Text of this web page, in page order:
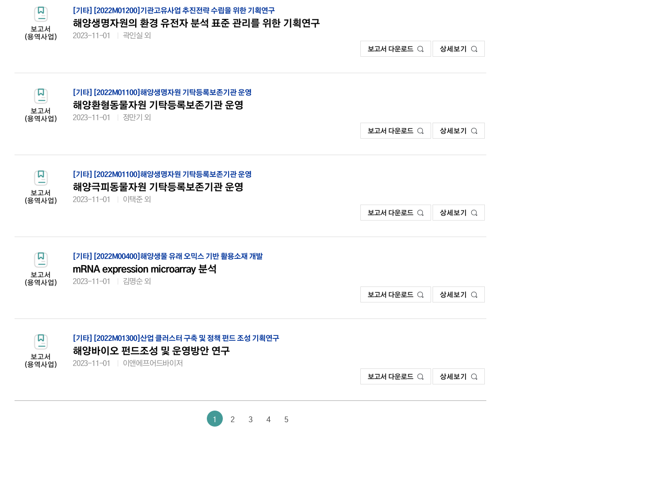
보고서
(용역사업)
[기타] [2022M01200]기관고유사업 추진전략 수립을 위한 기획연구
해양생명자원의 환경 유전자 분석 표준 관리를 위한 기획연구
2023-11-01 곽인실 외
보고서 다운로드 상세보기
보고서
(용역사업)
[기타] [2022M01100]해양생명자원 기탁등록보존기관 운영
해양환형동물자원 기탁등록보존기관 운영
2023-11-01 정만기 외
보고서 다운로드 상세보기
보고서
(용역사업)
[기타] [2022M01100]해양생명자원 기탁등록보존기관 운영
해양극피동물자원 기탁등록보존기관 운영
2023-11-01 이택준 외
보고서 다운로드 상세보기
보고서
(용역사업)
[기타] [2022M00400]해양생물 유래 오믹스 기반 활용소재 개발
mRNA expression microarray 분석
2023-11-01 김명순 외
보고서 다운로드 상세보기
보고서
(용역사업)
[기타] [2022M01300]산업 클러스터 구축 및 정책 펀드 조성 기획연구
해양바이오 펀드조성 및 운영방안 연구
2023-11-01 이앤에프어드바이저
보고서 다운로드 상세보기
1 2 3 4 5